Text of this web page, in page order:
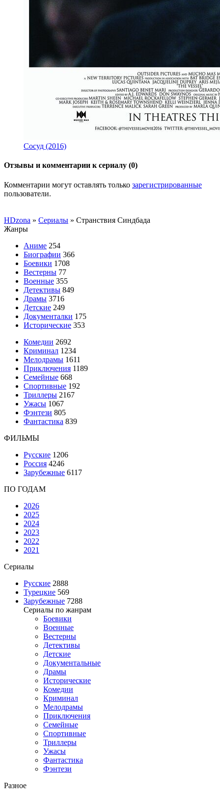
Сосуд (2016)
Отзывы и комментарии к сериалу (0)
Комментарии могут оставлять только зарегистрированные
пользователи.
HDzona » Сериалы » Странствия Синдбада
Жанры
Аниме 254
Биографии 366
Боевики 1708
Вестерны 77
Военные 355
Детективы 849
Драмы 3716
Детские 249
Документалки 175
Исторические 353
Комедии 2692
Криминал 1234
Мелодрамы 1611
Приключения 1189
Семейные 668
Спортивные 192
Триллеры 2167
Ужасы 1067
Фэнтези 805
Фантастика 839
ФИЛЬМЫ
Русские 1206
Россия 4246
Зарубежные 6117
ПО ГОДАМ
2026
2025
2024
2023
2022
2021
Сериалы
Русские 2888
Турецкие 569
Зарубежные 7288
Сериалы по жанрам
Боевики
Военные
Вестерны
Детективы
Детские
Документальные
Драмы
Исторические
Комедии
Криминал
Мелодрамы
Приключения
Семейные
Спортивные
Триллеры
Ужасы
Фантастика
Фэнтези
Разное